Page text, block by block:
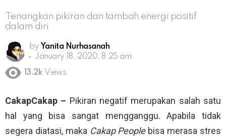
Tenangkan pikiran dan tambah energi positif
dalam diri
by Yanita Nurhasanah
January 18, 2020, 8:25 am
13.2k Views
CakapCakap – Pikiran negatif merupakan salah satu
hal yang bisa sangat mengganggu. Apabila tidak
segera diatasi, maka Cakap People bisa merasa stres